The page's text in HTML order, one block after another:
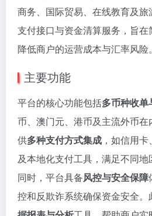
商务、国际贸易、在线教育及
支付接口与资金清算服务，旨在
降低商户的运营成本与汇率风险。
主要功能
平台的核心功能包括多币种收单
币、澳门元、港币及主流外币
供多种支付方式集成 ，如信用
及本地化支付工具，满足不同地
同时，平台具备风控与安全保障
控和反欺诈系统确保资金安全